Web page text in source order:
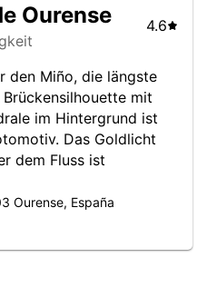
Ourense 4.6
den Miño, die längste
mit
im Hintergrund ist
Das Goldlicht
dem Fluss ist
Ourense, España